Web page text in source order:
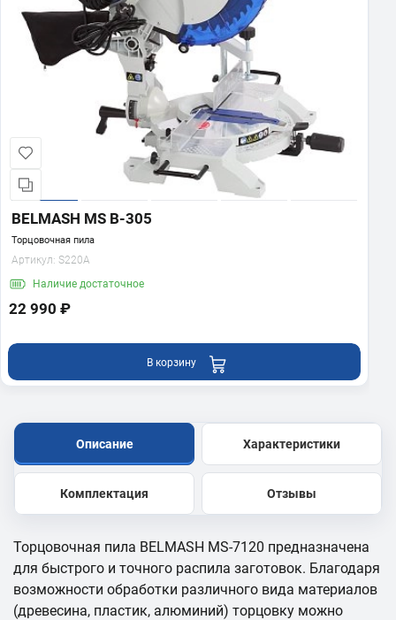
BELMASH MS B-305
Торцовочная пила
Артикул: S220A
Наличие достаточное
22 990 ₽
В корзину
Описание Характеристики
Комплектация Отзывы
Торцовочная пила BELMASH MS-7120 предназначена
для быстрого и точного распила заготовок. Благодаря
возможности обработки различного вида материалов
(древесина, пластик, алюминий) торцовку можно